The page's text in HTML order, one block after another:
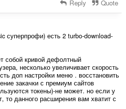
Reply Quote
суперпрофи) есть 2 turbo-download-
собой кривой дефолтный
несколько увеличивает скорость
доп настройки меню . восстановить
закачки с премиум сайтов
токены)-не может. но если у
то данного расширения вам хватит с